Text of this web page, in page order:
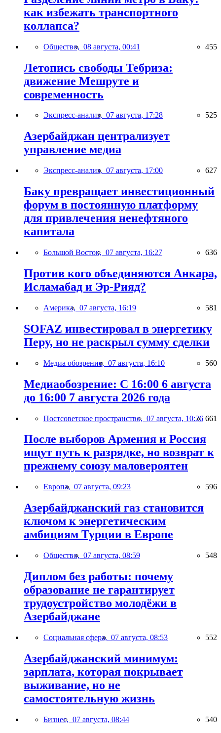
как избежать транспортного
коллапса?
Общество, 08 августа, 00:41 455
Летопись свободы Тебриза:
движение Мешруте и
современность
Экспресс-анализ, 07 августа, 17:28 525
Азербайджан централизует
управление медиа
Экспресс-анализ, 07 августа, 17:00 627
Баку превращает инвестиционный
форум в постоянную платформу
для привлечения ненефтяного
капитала
Большой Восток, 07 августа, 16:27 636
Против кого объединяются Анкара,
Исламабад и Эр-Рияд?
Америка, 07 августа, 16:19 581
SOFAZ инвестировал в энергетику
Перу, но не раскрыл сумму сделки
Медиа обозрение, 07 августа, 16:10 560
Медиаобозрение: С 16:00 6 августа
до 16:00 7 августа 2026 года
Постсоветское пространство, 07 августа, 10:26 661
После выборов Армения и Россия
ищут путь к разрядке, но возврат к
прежнему союзу маловероятен
Европа, 07 августа, 09:23 596
Азербайджанский газ становится
ключом к энергетическим
амбициям Турции в Европе
Общество, 07 августа, 08:59 548
Диплом без работы: почему
образование не гарантирует
трудоустройство молодёжи в
Азербайджане
Социальная сфера, 07 августа, 08:53 552
Азербайджанский минимум:
зарплата, которая покрывает
выживание, но не
самостоятельную жизнь
Бизнес, 07 августа, 08:44 540